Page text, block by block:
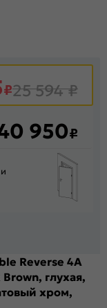
₽25 594₽
950₽
Reverse 4A
глухая,
хром,